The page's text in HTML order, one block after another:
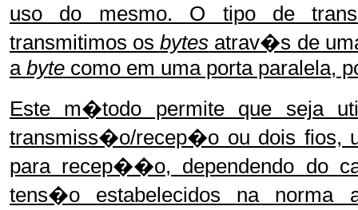
uso do mesmo. O tipo de
transmitimos osbytes atrav�s de
a byte como em uma porta paralela,
Este m�todo permite que seja
transmiss�o/recep�o ou dois fios,
para recep��o, dependendo do
tens�o estabelecidos na